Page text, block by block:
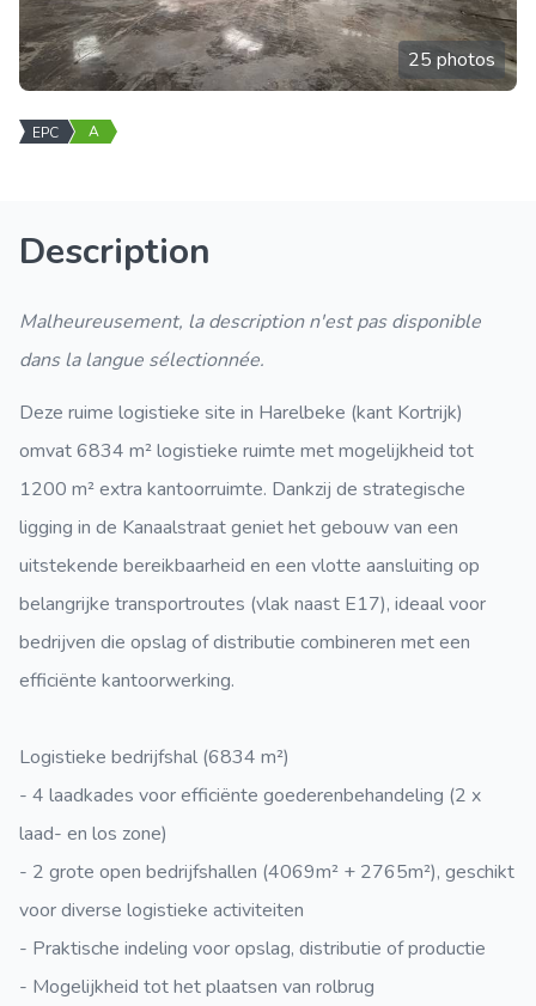
25 photos
EPC A
Description
Malheureusement, la description n'est pas disponible
dans la langue sélectionnée.
Deze ruime logistieke site in Harelbeke (kant Kortrijk)
omvat 6834 m² logistieke ruimte met mogelijkheid tot
1200 m² extra kantoorruimte. Dankzij de strategische
ligging in de Kanaalstraat geniet het gebouw van een
uitstekende bereikbaarheid en een vlotte aansluiting op
belangrijke transportroutes (vlak naast E17), ideaal voor
bedrijven die opslag of distributie combineren met een
efficiënte kantoorwerking.
Logistieke bedrijfshal (6834 m²)
- 4 laadkades voor efficiënte goederenbehandeling (2 x
laad- en los zone)
- 2 grote open bedrijfshallen (4069m² + 2765m²), geschikt
voor diverse logistieke activiteiten
- Praktische indeling voor opslag, distributie of productie
- Mogelijkheid tot het plaatsen van rolbrug